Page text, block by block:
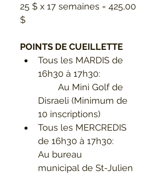
25 $ x 17 semaines = 425,00
$
POINTS DE CUEILLETTE
Tous les MARDIS de
16h30 à 17h30:
Disraeli (Minimum de
10 inscriptions)
Tous les MERCREDIS
de 16h30 à 17h30:
Au bureau
municipal de St-Julien